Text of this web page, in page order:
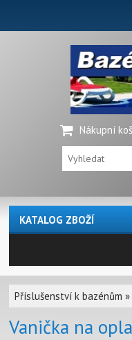
Nákupní
KATALOG ZBOŽÍ
Příslušenství k bazénům
Vanička na